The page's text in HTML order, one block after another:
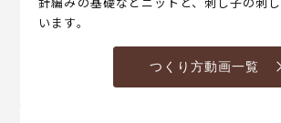
います。
つくり方動画一覧